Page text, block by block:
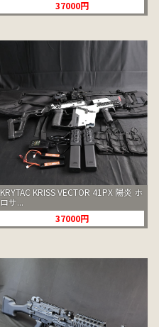
37000円
KRYTAC KRISS VECTOR 41PX 陽炎 ホ
ロサ...
37000円